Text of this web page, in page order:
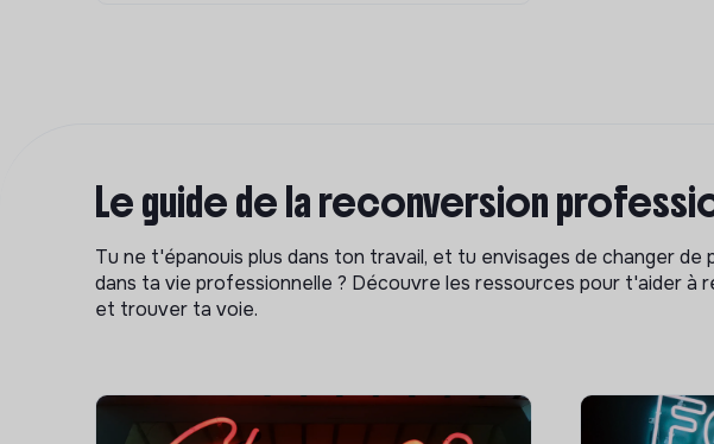
Le guide de la reconversion
Tu ne t'épanouis plus dans ton travail, et tu envisages de changer
dans ta vie professionnelle ? Découvre les ressources pour t'aider à
et trouver ta voie.